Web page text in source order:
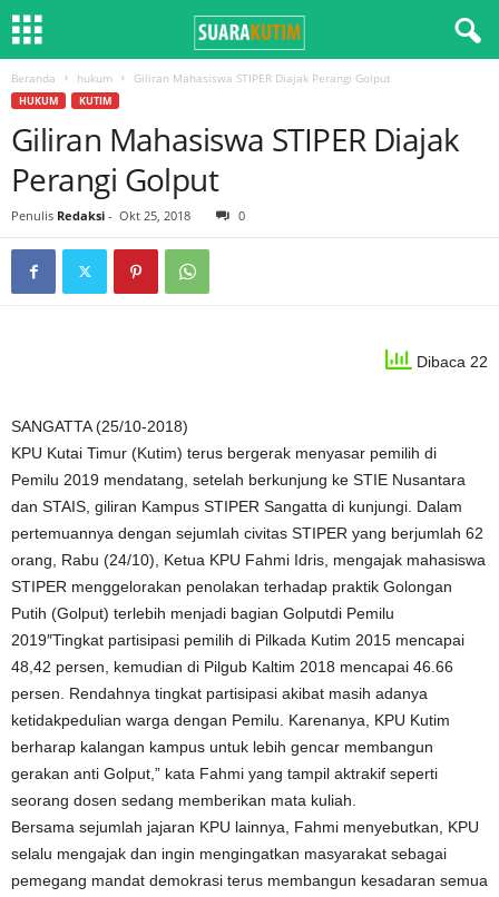
Beranda hukum Giliran Mahasiswa STIPER Diajak Perangi Golput
HUKUM KUTIM
Giliran Mahasiswa STIPER Diajak
Perangi Golput
Penulis Redaksi - Okt 25, 2018 0
Dibaca 22
SANGATTA (25/10-2018)
KPU Kutai Timur (Kutim) terus bergerak menyasar pemilih di
Pemilu 2019 mendatang, setelah berkunjung ke STIE Nusantara
dan STAIS, giliran Kampus STIPER Sangatta di kunjungi. Dalam
pertemuannya dengan sejumlah civitas STIPER yang berjumlah 62
orang, Rabu (24/10), Ketua KPU Fahmi Idris, mengajak mahasiswa
STIPER menggelorakan penolakan terhadap praktik Golongan
Putih (Golput) terlebih menjadi bagian Golputdi Pemilu
2019″Tingkat partisipasi pemilih di Pilkada Kutim 2015 mencapai
48,42 persen, kemudian di Pilgub Kaltim 2018 mencapai 46.66
persen. Rendahnya tingkat partisipasi akibat masih adanya
ketidakpedulian warga dengan Pemilu. Karenanya, KPU Kutim
berharap kalangan kampus untuk lebih gencar membangun
gerakan anti Golput,” kata Fahmi yang tampil aktrakif seperti
seorang dosen sedang memberikan mata kuliah.
Bersama sejumlah jajaran KPU lainnya, Fahmi menyebutkan, KPU
selalu mengajak dan ingin mengingatkan masyarakat sebagai
pemegang mandat demokrasi terus membangun kesadaran semua